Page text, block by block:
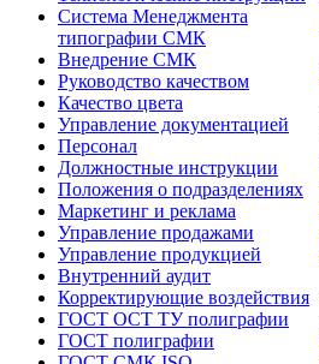
Система Менеджмента
типографии СМК
Внедрение СМК
Руководство качеством
Качество цвета
Управление документацией
Персонал
Должностные инструкции
Положения о подразделениях
Маркетинг и реклама
Управление продажами
Управление продукцией
Внутренний аудит
Корректирующие воздействия
ГОСТ ОСТ ТУ полиграфии
ГОСТ полиграфии